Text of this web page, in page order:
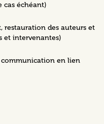
cas échéant)
restauration des auteurs et
et intervenantes)
communication en lien